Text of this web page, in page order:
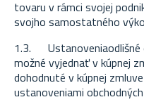
tovaru v rámci svojej
svojho samostatného
1.3. Ustanoveniaodlišné
možné vyjednať v kúpnej
dohodnuté v kúpnej
ustanoveniami